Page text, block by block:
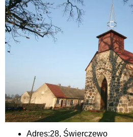
Adres:28, Świerczewo